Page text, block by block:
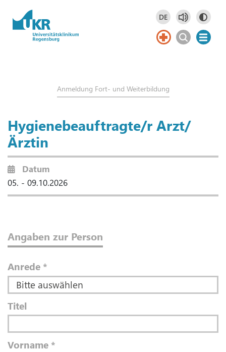
Springe zum Hauptinhalt DE
Deutsch
DE
Anmeldung Fort- und Weiterbildung
Hygienebeauftragte/r Arzt/
Ärztin
Datum
05. - 09.10.2026
Angaben zur Person
Anrede *
Titel
Vorname *